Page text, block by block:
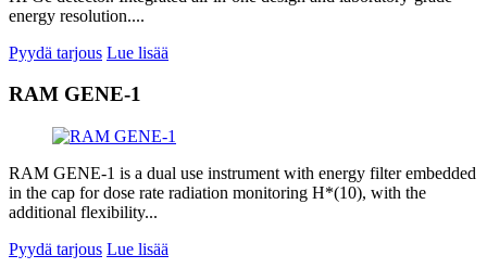
energy resolution....
Pyydä tarjous Lue lisää
RAM GENE-1
RAM GENE-1 is a dual use instrument with energy filter embedded
in the cap for dose rate radiation monitoring H*(10), with the
additional flexibility...
Pyydä tarjous Lue lisää